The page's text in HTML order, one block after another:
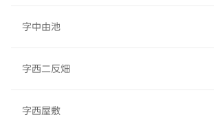
字中由池
字西二反畑
字西屋敷